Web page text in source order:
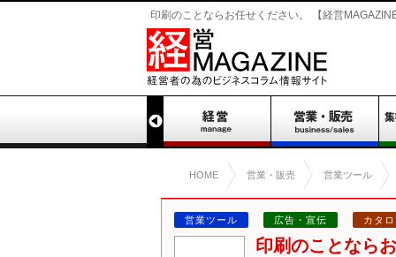
印刷のことならお任せください。 【経営
HOME 営業・販売 営業ツール
営業ツール 広告・宣伝 カタ
印刷のことなら